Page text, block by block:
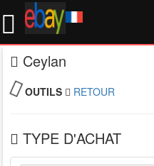
Ceylan
OUTILS RETOUR
TYPE D'ACHAT